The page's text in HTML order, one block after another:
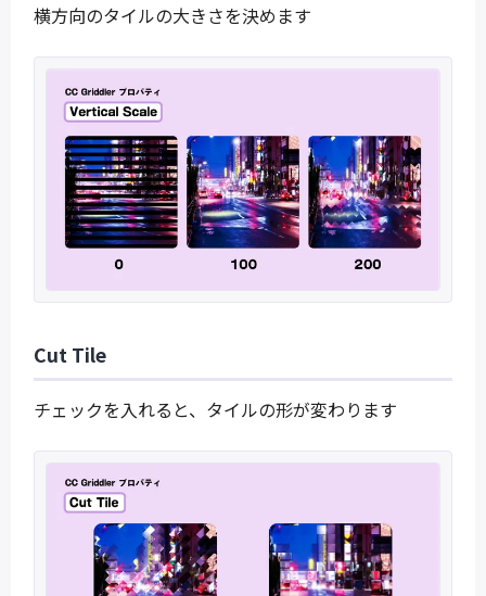
横方向のタイルの大きさを決めます
Cut Tile
チェックを入れると、タイルの形が変わります